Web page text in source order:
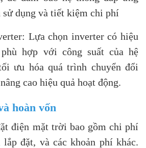
sử dụng và tiết kiệm chi phí
Lựa chọn inverter có hiệu
hợp với công suất của hệ
ưu hóa quá trình chuyển đổi
cao hiệu quả hoạt động.
hoàn vốn
điện mặt trời bao gồm chi phí
đặt, và các khoản phí khác.